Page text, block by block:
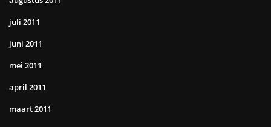
juli 2011
juni 2011
mei 2011
april 2011
maart 2011